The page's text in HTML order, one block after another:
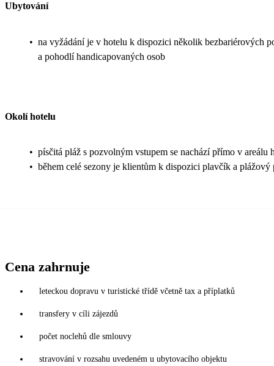
Ubytování
• na vyžádání je v hotelu k dispozici několik bezbariérových
a pohodlí handicapovaných osob
Okolí hotelu
• písčitá pláž s pozvolným vstupem se nachází přímo v areálu
• během celé sezony je klientům k dispozici plavčík a plážový
Cena zahrnuje
leteckou dopravu v turistické třídě včetně tax a příplatků
transfery v cíli zájezdů
počet noclehů dle smlouvy
stravování v rozsahu uvedeném u ubytovacího objektu